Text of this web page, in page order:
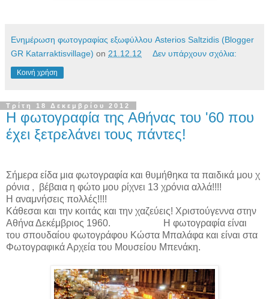
Ενημέρωση φωτογραφίας εξωφύλλου Asterios Saltzidis (Blogger
GR Katarraktisvillage) on 21.12.12 Δεν υπάρχουν σχόλια:
Κοινή χρήση
Τρίτη 18 Δεκεμβρίου 2012
Η φωτογραφία της Αθήνας του '60 που
έχει ξετρελάνει τους πάντες!
Σήμερα είδα μια φωτογραφία και θυμήθηκα τα παιδικά μου χ
ρόνια , βέβαια η φώτο μου ρίχνει 13 χρόνια αλλά!!!!
Η αναμνήσεις πολλές!!!!
Κάθεσαι και την κοιτάς και την χαζεύεις! Χριστούγεννα στην
Αθήνα Δεκέμβριος 1960. Η φωτογραφία είναι
του σπουδαίου φωτογράφου Κώστα Μπαλάφα και είναι στα
Φωτογραφικά Αρχεία του Μουσείου Μπενάκη.